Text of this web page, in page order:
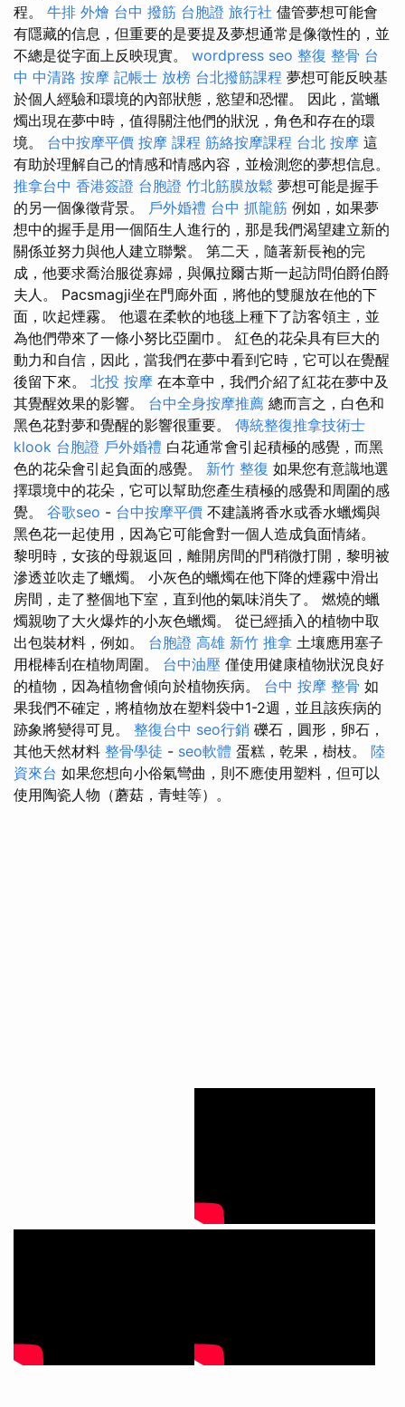
程。 牛排 外燴 台中 撥筋 台胞證 旅行社 儘管夢想可能會
有隱藏的信息，但重要的是要提及夢想通常是像徵性的，並
不總是從字面上反映現實。 wordpress seo 整復 整骨 台
中 中清路 按摩 記帳士 放榜 台北撥筋課程 夢想可能反映基
於個人經驗和環境的內部狀態，慾望和恐懼。 因此，當蠟
燭出現在夢中時，值得關注他們的狀況，角色和存在的環
境。 台中按摩平價 按摩 課程 筋絡按摩課程 台北 按摩 這
有助於理解自己的情感和情感內容，並檢測您的夢想信息。
推拿台中 香港簽證 台胞證 竹北筋膜放鬆 夢想可能是握手
的另一個像徵背景。 戶外婚禮 台中 抓龍筋 例如，如果夢
想中的握手是用一個陌生人進行的，那是我們渴望建立新的
關係並努力與他人建立聯繫。 第二天，隨著新長袍的完
成，他要求喬治服從寡婦，與佩拉爾古斯一起訪問伯爵伯爵
夫人。 Pacsmagji坐在門廊外面，將他的雙腿放在他的下
面，吹起煙霧。 他還在柔軟的地毯上種下了訪客領主，並
為他們帶來了一條小努比亞圍巾。 紅色的花朵具有巨大的
動力和自信，因此，當我們在夢中看到它時，它可以在覺醒
後留下來。 北投 按摩 在本章中，我們介紹了紅花在夢中及
其覺醒效果的影響。 台中全身按摩推薦 總而言之，白色和
黑色花對夢和覺醒的影響很重要。 傳統整復推拿技術士
klook 台胞證 戶外婚禮 白花通常會引起積極的感覺，而黑
色的花朵會引起負面的感覺。 新竹 整復 如果您有意識地選
擇環境中的花朵，它可以幫助您產生積極的感覺和周圍的感
覺。 谷歌seo - 台中按摩平價 不建議將香水或香水蠟燭與
黑色花一起使用，因為它可能會對一個人造成負面情緒。
黎明時，女孩的母親返回，離開房間的門稍微打開，黎明被
滲透並吹走了蠟燭。 小灰色的蠟燭在他下降的煙霧中滑出
房間，走了整個地下室，直到他的氣味消失了。 燃燒的蠟
燭親吻了大火爆炸的小灰色蠟燭。 從已經插入的植物中取
出包裝材料，例如。 台胞證 高雄 新竹 推拿 土壤應用塞子
用棍棒刮在植物周圍。 台中油壓 僅使用健康植物狀況良好
的植物，因為植物會傾向於植物疾病。 台中 按摩 整骨 如
果我們不確定，將植物放在塑料袋中1-2週，並且該疾病的
跡象將變得可見。 整復台中 seo行銷 礫石，圓形，卵石，
其他天然材料 整骨學徒 - seo軟體 蛋糕，乾果，樹枝。 陸
資來台 如果您想向小俗氣彎曲，則不應使用塑料，但可以
使用陶瓷人物（蘑菇，青蛙等）。